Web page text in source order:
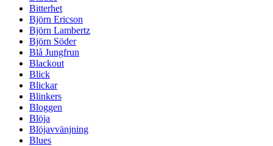
Bitterhet
Björn Ericson
Björn Lambertz
Björn Söder
Blå Jungfrun
Blackout
Blick
Blickar
Blinkers
Bloggen
Blöja
Blöjavvänjning
Blues